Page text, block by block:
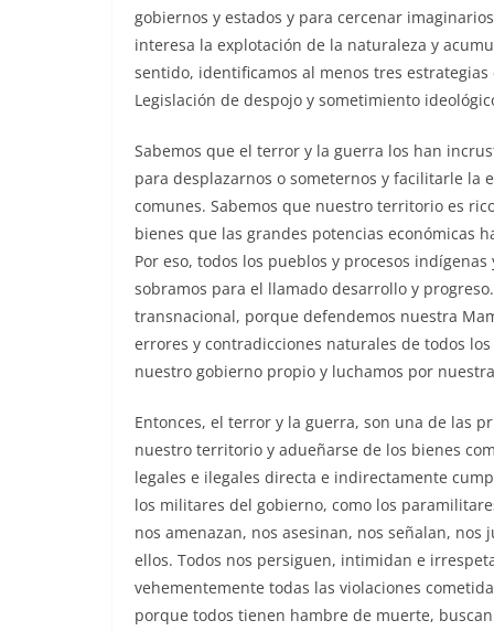
gobiernos y estados y para cercenar
interesa la explotación de la naturaleza y
sentido, identificamos al menos tres
Legislación de despojo y sometimiento
Sabemos que el terror y la guerra los han
para desplazarnos o someternos y facilitarle la
comunes. Sabemos que nuestro territorio es
bienes que las grandes potencias económicas
Por eso, todos los pueblos y procesos
sobramos para el llamado desarrollo y
transnacional, porque defendemos nuestra
errores y contradicciones naturales de todos
nuestro gobierno propio y luchamos por
Entonces, el terror y la guerra, son una de las
nuestro territorio y adueñarse de los bienes
legales e ilegales directa e indirectamente
los militares del gobierno, como los
nos amenazan, nos asesinan, nos señalan,
ellos. Todos nos persiguen, intimidan e
vehementemente todas las violaciones
porque todos tienen hambre de muerte,